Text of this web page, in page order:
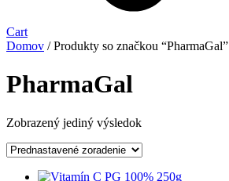
Cart
Domov / Produkty so značkou “PharmaGal”
PharmaGal
Zobrazený jediný výsledok